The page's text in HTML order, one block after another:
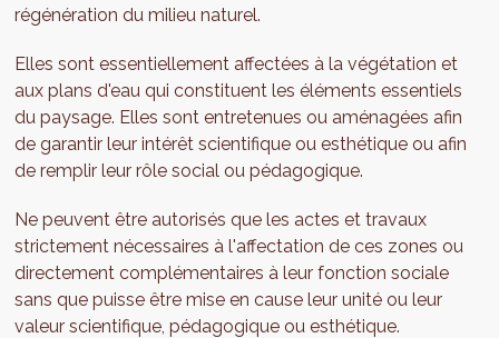
régénération du milieu naturel.
Elles sont essentiellement affectées à la végétation et
aux plans d'eau qui constituent les éléments essentiels
du paysage. Elles sont entretenues ou aménagées afin
de garantir leur intérêt scientifique ou esthétique ou afin
de remplir leur rôle social ou pédagogique.
Ne peuvent être autorisés que les actes et travaux
strictement nécessaires à l'affectation de ces zones ou
directement complémentaires à leur fonction sociale
sans que puisse être mise en cause leur unité ou leur
valeur scientifique, pédagogique ou esthétique.